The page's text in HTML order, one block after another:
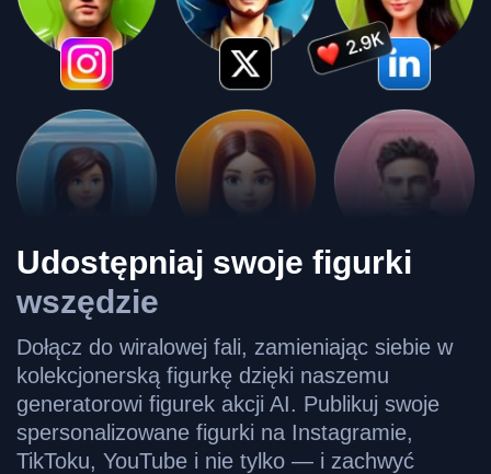
Udostępniaj swoje figurki
wszędzie
Dołącz do wiralowej fali, zamieniając siebie w
kolekcjonerską figurkę dzięki naszemu
generatorowi figurek akcji AI. Publikuj swoje
spersonalizowane figurki na Instagramie,
TikToku, YouTube i nie tylko — i zachwyć